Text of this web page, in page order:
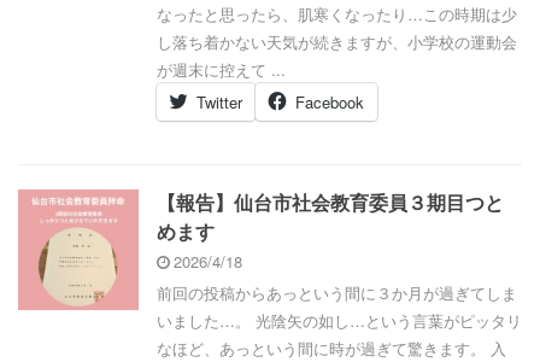
なったと思ったら、肌寒くなったり…この時期は少
し落ち着かない天気が続きますが、小学校の運動会
が週末に控えて ...
Twitter
Facebook
【報告】仙台市社会教育委員３期目つと
めます
2026/4/18
前回の投稿からあっという間に３か月が過ぎてしま
いました…。 光陰矢の如し…という言葉がピッタリ
なほど、あっという間に時が過ぎて驚きます。 入